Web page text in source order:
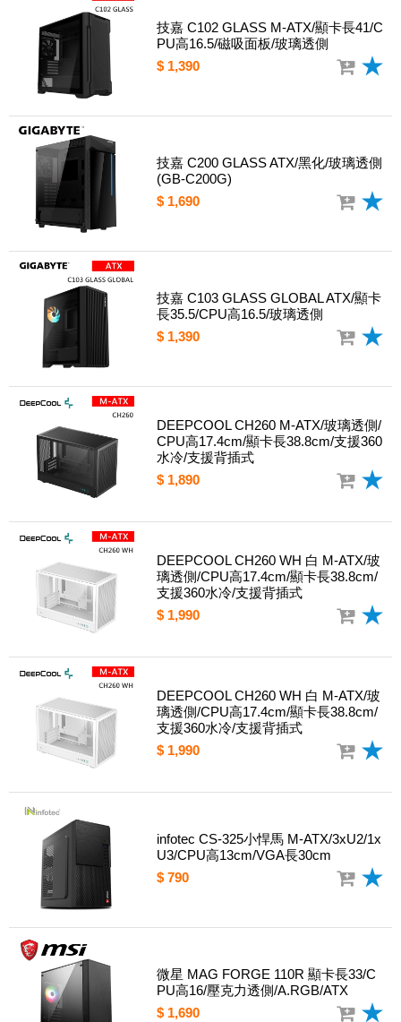
技嘉 C102 GLASS M-ATX/顯卡長41/C
PU高16.5/磁吸面板/玻璃透側
$ 1,390
技嘉 C200 GLASS ATX/黑化/玻璃透側
(GB-C200G)
$ 1,690
技嘉 C103 GLASS GLOBAL ATX/顯卡
長35.5/CPU高16.5/玻璃透側
$ 1,390
DEEPCOOL CH260 M-ATX/玻璃透側/
CPU高17.4cm/顯卡長38.8cm/支援360
水冷/支援背插式
$ 1,890
DEEPCOOL CH260 WH 白 M-ATX/玻
璃透側/CPU高17.4cm/顯卡長38.8cm/
支援360水冷/支援背插式
$ 1,990
DEEPCOOL CH260 WH 白 M-ATX/玻
璃透側/CPU高17.4cm/顯卡長38.8cm/
支援360水冷/支援背插式
$ 1,990
infotec CS-325小悍馬 M-ATX/3xU2/1x
U3/CPU高13cm/VGA長30cm
$ 790
微星 MAG FORGE 110R 顯卡長33/C
PU高16/壓克力透側/A.RGB/ATX
$ 1,690